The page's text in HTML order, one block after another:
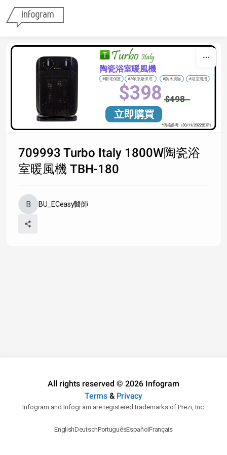
陶瓷浴室暖風機
#斷電保護 #3年原廠保用 #防水滴漏 #浴室適用
$398 $498
立即購買
*價格參考（30/11/2022更新）
709993 Turbo Italy 1800W陶瓷浴
室暖風機 TBH-180
BU_ECeasy醫師
All rights reserved © 2026 Infogram
Terms& Privacy
Infogram and Infogr.am are registered trademarks of Prezi, Inc.
EnglishDeutschPortuguêsEspañolFrançais